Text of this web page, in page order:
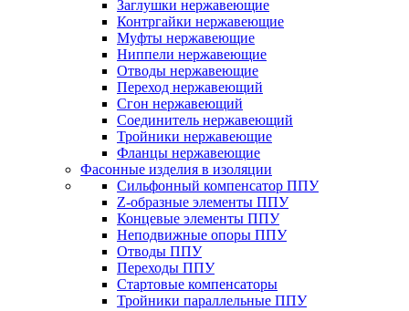
Заглушки нержавеющие
Контргайки нержавеющие
Муфты нержавеющие
Ниппели нержавеющие
Отводы нержавеющие
Переход нержавеющий
Сгон нержавеющий
Соединитель нержавеющий
Тройники нержавеющие
Фланцы нержавеющие
Фасонные изделия в изоляции
Cильфонный компенсатор ППУ
Z-образные элементы ППУ
Концевые элементы ППУ
Неподвижные опоры ППУ
Отводы ППУ
Переходы ППУ
Стартовые компенсаторы
Тройники параллельные ППУ